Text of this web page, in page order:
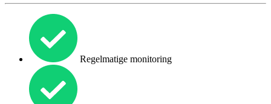
Regelmatige monitoring